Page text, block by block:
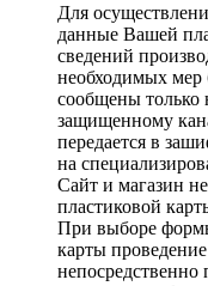
Для
данные Вашей
сведений
необходимых мер
сообщены только
защищенному
передается в
на
Сайт и магазин
пластиковой
При выборе
карты
непосредственно